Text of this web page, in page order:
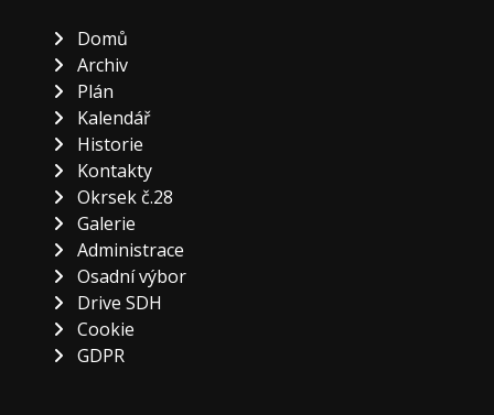
Domů
Archiv
Plán
Kalendář
Historie
Kontakty
Okrsek č.28
Galerie
Administrace
Osadní výbor
Drive SDH
Cookie
GDPR